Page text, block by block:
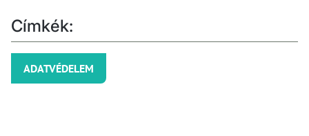
Címkék:
ADATVÉDELEM